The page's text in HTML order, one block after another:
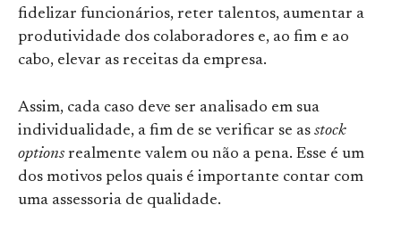
fidelizar funcionários, reter talentos, aumentar a
produtividade dos colaboradores e, ao fim e ao
cabo, elevar as receitas da empresa.
Assim, cada caso deve ser analisado em sua
individualidade, a fim de se verificar se as stock
options realmente valem ou não a pena. Esse é um
dos motivos pelos quais é importante contar com
uma assessoria de qualidade.